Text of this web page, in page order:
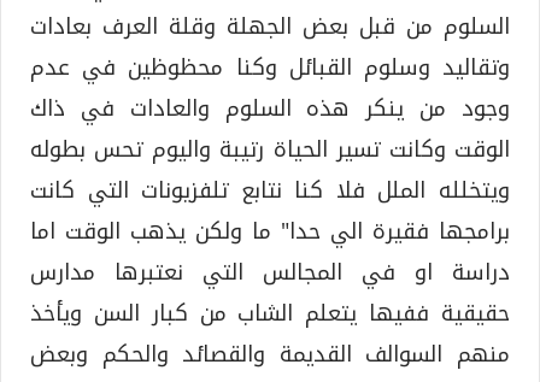
السلوم من قبل بعض الجهلة وقلة العرف بعادات
وتقاليد وسلوم القبائل وكنا محظوظين في عدم
وجود من ينكر هذه السلوم والعادات في ذاك
الوقت وكانت تسير الحياة رتيبة واليوم تحس بطوله
ويتخلله الملل فلا كنا نتابع تلفزيونات التي كانت
برامجها فقيرة الي حدا" ما ولكن يذهب الوقت اما
دراسة او في المجالس التي نعتبرها مدارس
حقيقية ففيها يتعلم الشاب من كبار السن ويأخذ
منهم السوالف القديمة والقصائد والحكم وبعض